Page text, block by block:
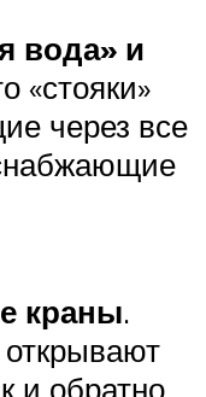
вода» и
«стояки»
через все
краны.
и обратно